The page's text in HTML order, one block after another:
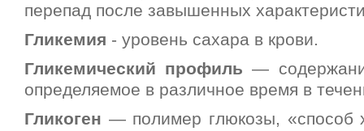
перепад после завышенных
Гликемия - уровень сахара в крови.
Гликемический профиль —
определяемое в различное время в
Гликоген — полимер глюкозы, «способ